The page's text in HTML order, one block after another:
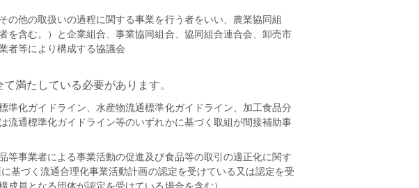
の他の取扱いの過程に関する事業を行う者をいい、農業協同組
を含む。）と企業組合、事業協同組合、協同組合連合会、卸売市
者等により構成する協議会
満たしている必要があります。
準化ガイドライン、水産物流通標準化ガイドライン、加工食品分
流通標準化ガイドライン等のいずれかに基づく取組が間接補助事
等事業者による事業活動の促進及び食品等の取引の適正化に関す
基づく流通合理化事業活動計画の認定を受けている又は認定を受